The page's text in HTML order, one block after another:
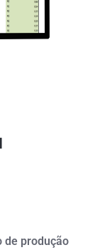
de produção